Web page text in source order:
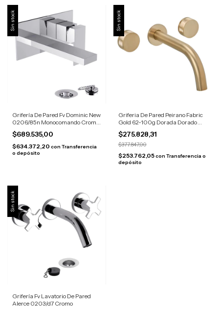
Sin stock
Grifería De Pared Fv Dominic New
0206/85n Monocomando Cromo
Cromado
$689.535,00
$634.372,20 con Transferencia
o depósito
Sin stock
Griferia De Pared Peirano Fabric
Gold 62-100g Dorada Dorado
Mate
$275.828,31
$377.847,00
$253.762,05con Transferencia o
depósito
Sin stock
Grifería Fv Lavatorio De Pared
Alerce 0203/d7 Cromo